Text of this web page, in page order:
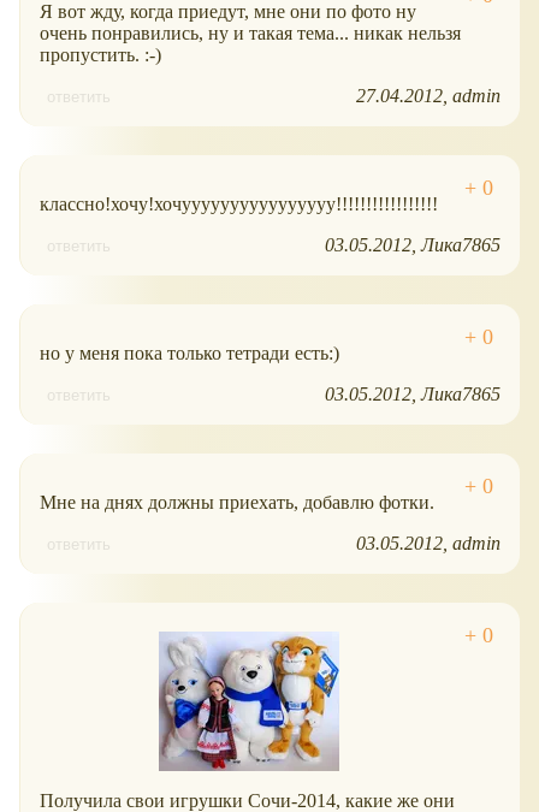
Я вот жду, когда приедут, мне они по фото ну
очень понравились, ну и такая тема... никак нельзя
пропустить. :-)
ответить 27.04.2012 admin
классно!хочу!хочуууууууууууууууу!!!!!!!!!!!!!!!!!
ответить 03.05.2012 Лика7865
но у меня пока только тетради есть:)
ответить 03.05.2012 Лика7865
Мне на днях должны приехать, добавлю фотки.
ответить 03.05.2012 admin
Получила свои игрушки Сочи-2014, какие же они